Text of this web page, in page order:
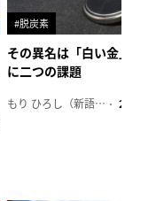
#脱炭素
その異名は「白い金」、リ
に二つの課題
もり ひろし（新語ウォッチャー） 2023年7